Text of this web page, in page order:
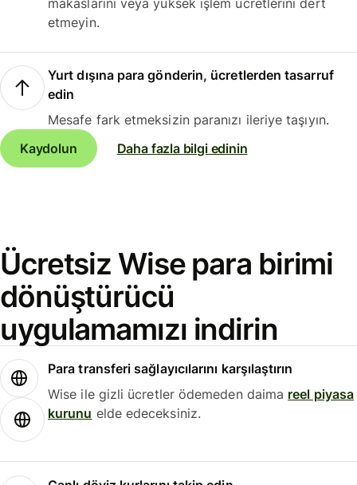
makaslarını veya yüksek işlem ücretlerini dert
etmeyin.
Yurt dışına para gönderin, ücretlerden tasarruf
edin
Mesafe fark etmeksizin paranızı ileriye taşıyın.
Kaydolun
Daha fazla bilgi edinin
Ücretsiz Wise para birimi
dönüştürücü
uygulamamızı indirin
Para transferi sağlayıcılarını karşılaştırın
Wise ile gizli ücretler ödemeden daima reel piyasa
kurunu elde edeceksiniz.